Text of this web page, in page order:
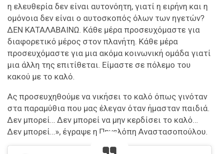
η ελευθερία δεν είναι αυτονόητη, γιατί η ειρήνη και η
ομόνοια δεν είναι ο αυτοσκοπός όλων των ηγετών?
ΔΕΝ ΚΑΤΑΛΑΒΑΙΝΩ. Κάθε μέρα προσευχόμαστε για
διαφορετικό μέρος στον πλανήτη. Κάθε μέρα
προσευχόμαστε για μια ακόμα κοινωνική ομάδα γιατί
μια άλλη της επιτίθεται. Είμαστε σε πόλεμο του
κακού με το καλό.
Ας προσευχηθούμε να νικήσει το καλό όπως γινόταν
στα παραμύθια που μας έλεγαν όταν ήμασταν παιδιά.
Δεν μπορεί… Δεν μπορεί να μην κερδίσει το καλό…
Δεν μπορεί…», έγραψε η Πηνελόπη Αναστασοπούλου.